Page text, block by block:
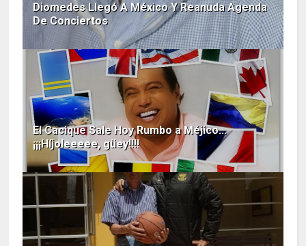
Diomedes Llegó A México Y Reanuda Agenda
De Conciertos
El Cacique Sale Hoy Rumbo a Méjico...
¡¡¡Híjoleeeee, güey!!!!